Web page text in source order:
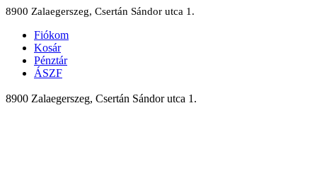
8900 Zalaegerszeg, Csertán Sándor utca 1.
Fiókom
Kosár
Pénztár
ÁSZF
8900 Zalaegerszeg, Csertán Sándor utca 1.